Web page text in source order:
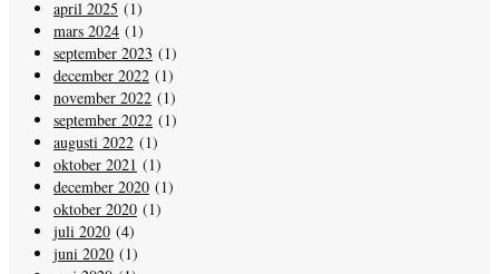
april 2025 (1)
mars 2024 (1)
september 2023 (1)
december 2022 (1)
november 2022 (1)
september 2022 (1)
augusti 2022 (1)
oktober 2021 (1)
december 2020 (1)
oktober 2020 (1)
juli 2020 (4)
juni 2020 (1)